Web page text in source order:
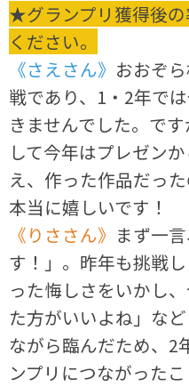
★グランプリ獲得後
ください。
《さえさん》 おおぞ
戦であり、1・2年で
きませんでした。で
して今年はプレゼン
え、作った作品だっ
本当に嬉しいです！
《りささん》 まず一
す！」。昨年も挑戦
った悔しさをいかし
た方がいいよね」な
ながら臨んだため、2
ンプリにつながった